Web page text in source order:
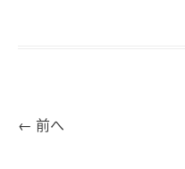
← 前へ